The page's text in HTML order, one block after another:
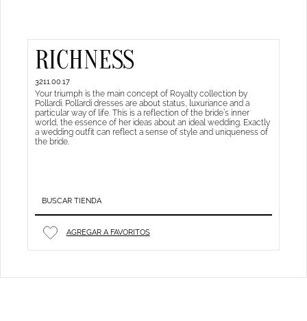
RICHNESS
3211.00.17
Your triumph is the main concept of Royalty collection by
Pollardi. Pollardi dresses are about status, luxuriance and a
particular way of life. This is a reflection of the bride’s inner
world, the essence of her ideas about an ideal wedding. Exactly
a wedding outfit can reflect a sense of style and uniqueness of
the bride.
BUSCAR TIENDA
AGREGAR A FAVORITOS